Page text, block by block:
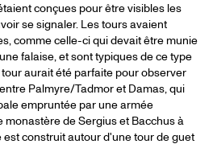
conçues pour être visibles les
se signaler. Les tours avaient
comme celle-ci qui devait être munie
falaise, et sont typiques de ce type
aurait été parfaite pour observer
Palmyre/Tadmor et Damas, qui
empruntée par une armée
monastère de Sergius et Bacchus à
construit autour d'une tour de guet